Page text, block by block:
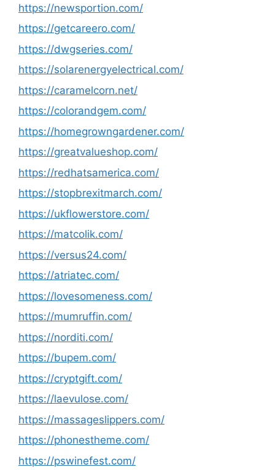
https://newsportion.com/
https://getcareero.com/
https://dwgseries.com/
https://solarenergyelectrical.com/
https://caramelcorn.net/
https://colorandgem.com/
https://homegrowngardener.com/
https://greatvalueshop.com/
https://redhatsamerica.com/
https://stopbrexitmarch.com/
https://ukflowerstore.com/
https://matcolik.com/
https://versus24.com/
https://atriatec.com/
https://lovesomeness.com/
https://mumruffin.com/
https://norditi.com/
https://bupem.com/
https://cryptgift.com/
https://laevulose.com/
https://massageslippers.com/
https://phonestheme.com/
https://pswinefest.com/